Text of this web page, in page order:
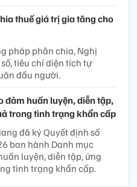
thuế giá trị gia tăng cho
pháp phân chia, Nghị
tiêu chí diện tích tự
đầu người.
đảm huấn luyện, diễn tập,
trong tình trạng khẩn cấp
đã ký Quyết định số
ban hành Danh mục
luyện, diễn tập, ứng
tình trạng khẩn cấp.